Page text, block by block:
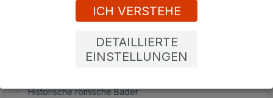
Luxuriöses 5-Sterne-Hotel
Historische römische Bäder
DETAILLIERTE
EINSTELLUNGEN
ICH VERSTEHE